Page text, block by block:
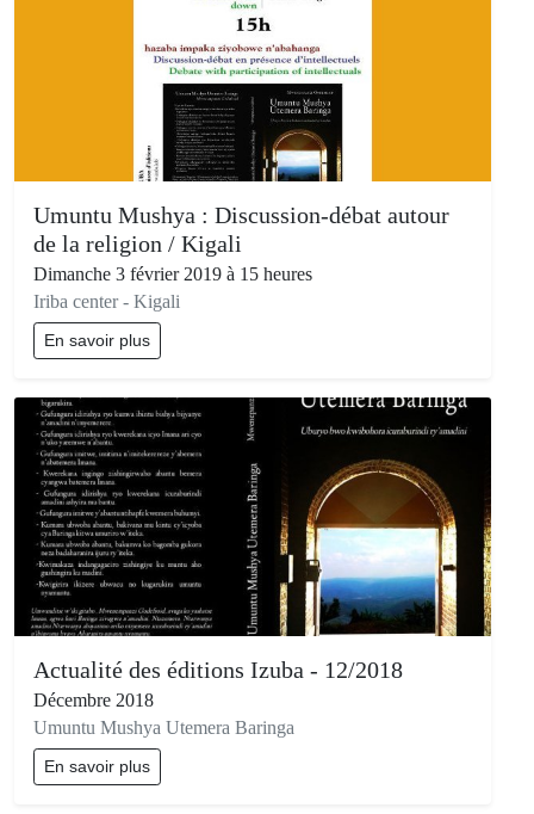
Umuntu Mushya : Discussion-débat autour
de la religion / Kigali
Dimanche 3 février 2019 à 15 heures
Iriba center - Kigali
En savoir plus
Actualité des éditions Izuba - 12/2018
Décembre 2018
Umuntu Mushya Utemera Baringa
En savoir plus